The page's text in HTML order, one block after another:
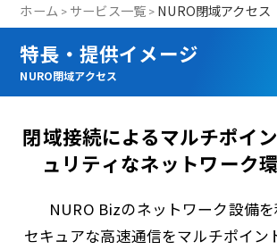
ホーム サービス一覧 NURO閉域アクセス
特長・提供イメージ
NURO閉域アクセス
閉域接続によるマルチポイ
ュリティなネットワーク
NURO Bizのネットワーク設備を
セキュアな高速通信をマルチポイン